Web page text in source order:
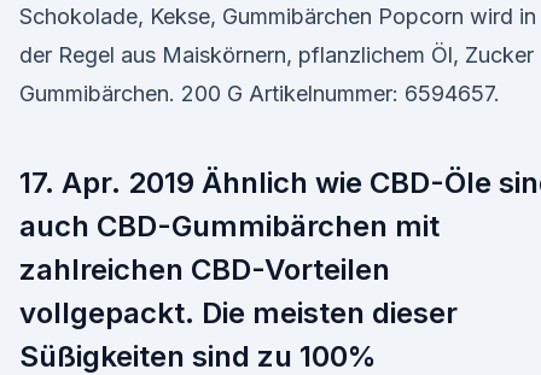
Schokolade, Kekse, Gummibärchen Popcorn wird in
der Regel aus Maiskörnern, pflanzlichem Öl, Zucker
Gummibärchen. 200 G Artikelnummer: 6594657.
17. Apr. 2019 Ähnlich wie CBD-Öle
auch CBD-Gummibärchen mit
zahlreichen CBD-Vorteilen
vollgepackt. Die meisten dieser
Süßigkeiten sind zu 100%